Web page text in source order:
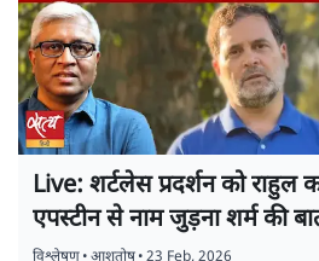
Live: शर्टलेस प्रदर्शन को राहुल
एपस्टीन से नाम जुड़ना शर्म की